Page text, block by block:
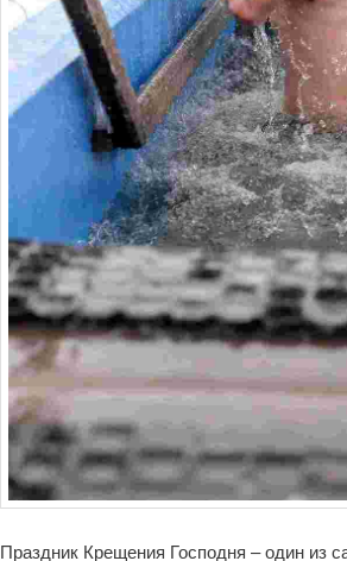
Праздник Крещения Господня – один из